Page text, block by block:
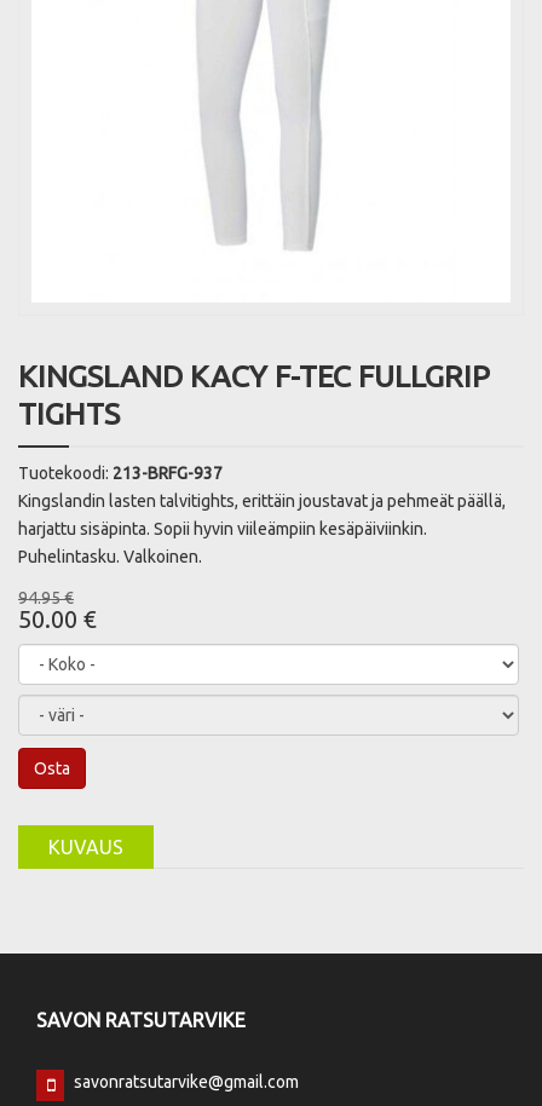
KINGSLAND KACY F-TEC FULLGRIP
TIGHTS
Tuotekoodi: 213-BRFG-937
Kingslandin lasten talvitights, erittäin joustavat ja pehmeät päällä,
harjattu sisäpinta. Sopii hyvin viileämpiin kesäpäiviinkin.
Puhelintasku. Valkoinen.
94.95 €
50.00 €
Osta
KUVAUS
SAVON RATSUTARVIKE
savonratsutarvike@gmail.com